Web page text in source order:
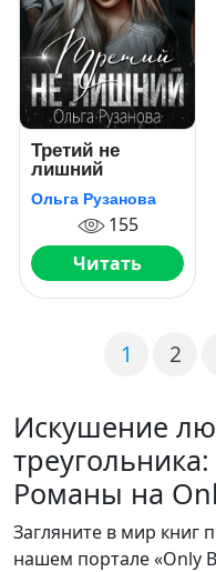
Третий не
лишний
Ольга Рузанова
155
Читать
1 2
Искушение
Романы на
Загляните в мир книг
нашем портале «Only